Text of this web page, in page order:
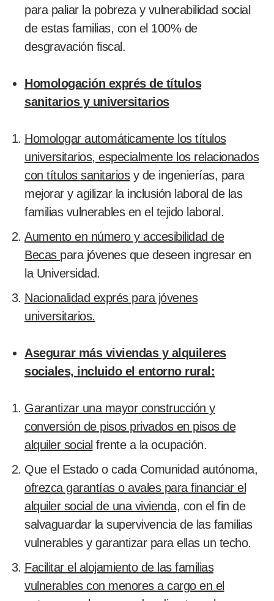
para paliar la pobreza y vulnerabilidad social
de estas familias, con el 100% de
desgravación fiscal.
Homologación exprés de títulos
sanitarios y universitarios
Homologar automáticamente los títulos
universitarios, especialmente los relacionados
con títulos sanitariosy de ingenierías, para
mejorar y agilizar la inclusión laboral de las
familias vulnerables en el tejido laboral.
Aumento en número y accesibilidad de
Becas para jóvenes que deseen ingresar en
la Universidad.
Nacionalidad exprés para jóvenes
universitarios.
Asegurar más viviendas y alquileres
sociales, incluido el entorno rural:
Garantizar una mayor construcción y
conversión de pisos privados en pisos de
alquiler social frente a la ocupación.
Que el Estado o cada Comunidad autónoma,
ofrezca garantías o avales para financiar el
alquiler social de una vivienda, con el fin de
salvaguardar la supervivencia de las familias
vulnerables y garantizar para ellas un techo.
Facilitar el alojamiento de las familias
vulnerables con menores a cargo en el